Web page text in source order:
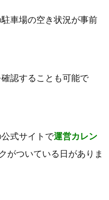
車場の空き状況が事前
認することも可能で
式サイトで運営カレン
がついている日がありま